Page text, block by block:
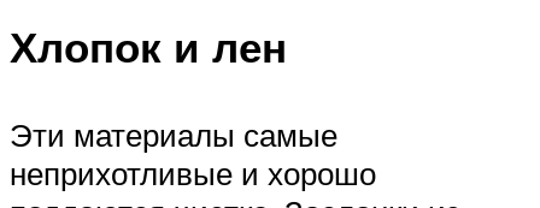
Хлопок и лен
Эти материалы самые
неприхотливые и хорошо